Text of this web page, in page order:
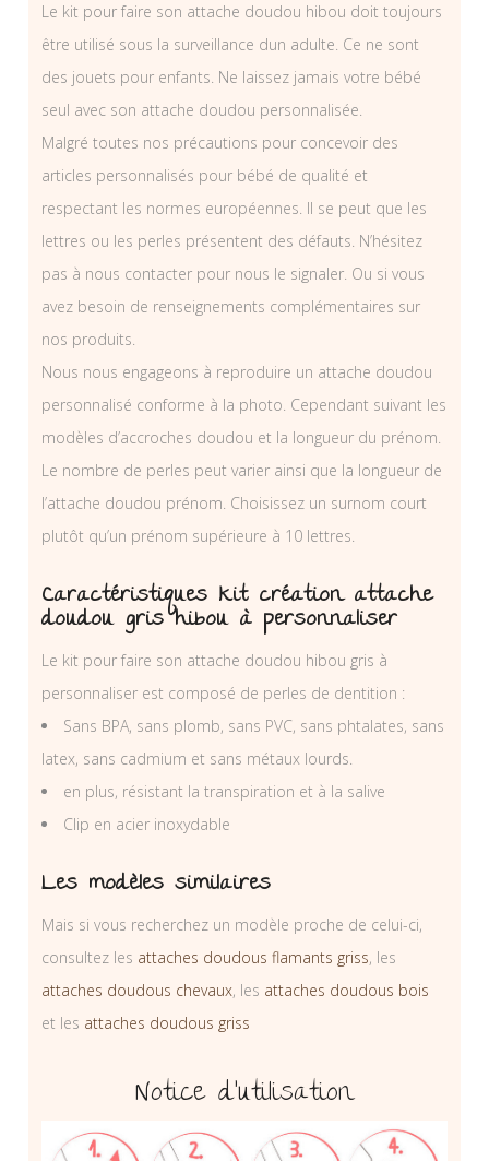
Le kit pour faire son attache doudou hibou doit toujours
être utilisé sous la surveillance dun adulte. Ce ne sont
des jouets pour enfants. Ne laissez jamais votre bébé
seul avec son attache doudou personnalisée.
Malgré toutes nos précautions pour concevoir des
articles personnalisés pour bébé de qualité et
respectant les normes européennes. Il se peut que les
lettres ou les perles présentent des défauts. N’hésitez
pas à nous contacter pour nous le signaler. Ou si vous
avez besoin de renseignements complémentaires sur
nos produits.
Nous nous engageons à reproduire un attache doudou
personnalisé conforme à la photo. Cependant suivant les
modèles d’accroches doudou et la longueur du prénom.
Le nombre de perles peut varier ainsi que la longueur de
l’attache doudou prénom. Choisissez un surnom court
plutôt qu’un prénom supérieure à 10 lettres.
Caractéristiques kit création attache
doudou gris hibou à personnaliser
Le kit pour faire son attache doudou hibou gris à
personnaliser est composé de perles de dentition :
Sans BPA, sans plomb, sans PVC, sans phtalates, sans
latex, sans cadmium et sans métaux lourds.
en plus, résistant la transpiration et à la salive
Clip en acier inoxydable
Les modèles similaires
Mais si vous recherchez un modèle proche de celui-ci,
consultez les attaches doudous flamants griss, les
attaches doudous chevaux, les attaches doudous bois
et les attaches doudous griss
Notice d’utilisation